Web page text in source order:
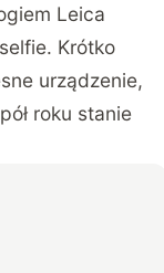
Leica
Krótko
urządzenie,
roku stanie